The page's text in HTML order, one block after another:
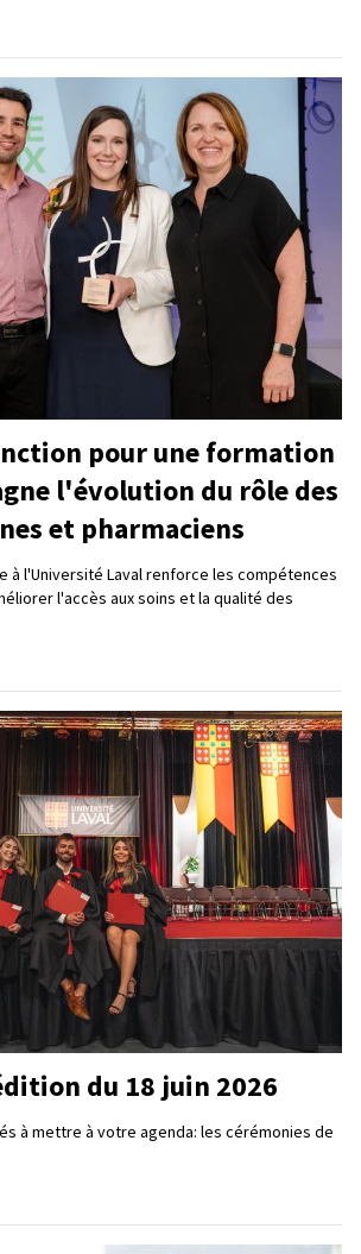
pour une formation
l'évolution du rôle des
et pharmaciens
à l'Université Laval renforce les compétences
l'accès aux soins et la qualité des
du 18 juin 2026
à mettre à votre agenda: les cérémonies de